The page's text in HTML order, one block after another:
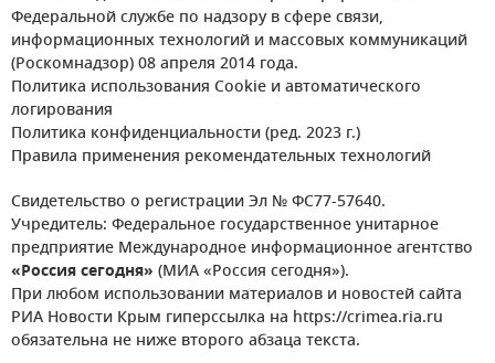
Федеральной службе по надзору в сфере связи,
информационных технологий и массовых коммуникаций
(Роскомнадзор) 08 апреля 2014 года.
Политика использования Cookie и автоматического
логирования
Политика конфиденциальности (ред. 2023 г.)
Правила применения рекомендательных технологий
Свидетельство о регистрации Эл № ФС77-57640.
Учредитель: Федеральное государственное унитарное
предприятие Международное информационное агентство
«Россия сегодня» (МИА «Россия сегодня»).
При любом использовании материалов и новостей сайта
РИА Новости Крым гиперссылка на https://crimea.ria.ru
обязательна не ниже второго абзаца текста.